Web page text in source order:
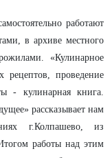
работают
в архиве местного
«Кулинарное
рецептов, проведение
- кулинарная книга.
рассказывает нам
г.Колпашево, из
работы над этим